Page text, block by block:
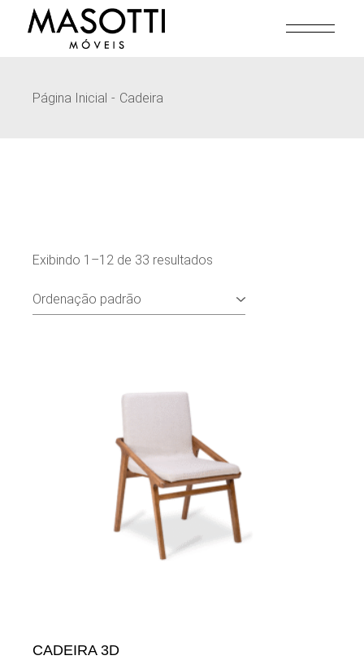
Página Inicial Cadeira
Exibindo 1–12 de 33 resultados
CADEIRA 3D